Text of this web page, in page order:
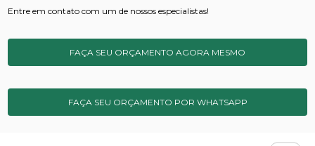
Entre em contato com um de nossos especialistas!
FAÇA SEU ORÇAMENTO AGORA MESMO
FAÇA SEU ORÇAMENTO POR WHATSAPP